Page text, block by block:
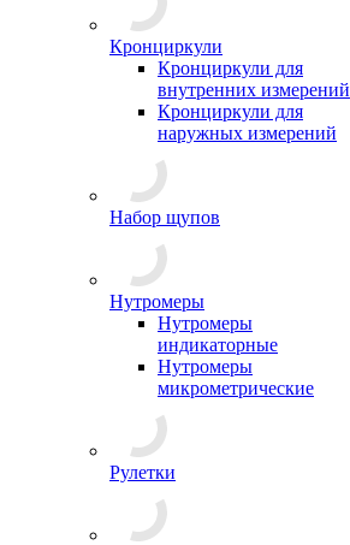
Кронциркули
Кронциркули для
внутренних измерений
Кронциркули для
наружных измерений
Набор щупов
Нутромеры
Нутромеры
индикаторные
Нутромеры
микрометрические
Рулетки